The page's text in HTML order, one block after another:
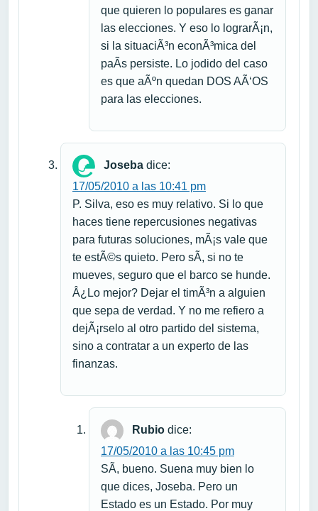
que quieren lo populares es ganar
las elecciones. Y eso lo lograrÃ¡n,
si la situaciÃ³n econÃ³mica del
paÃ­s persiste. Lo jodido del caso
es que aÃºn quedan DOS AÃ‘OS
para las elecciones.
Joseba dice:
17/05/2010 a las 10:41 pm
P. Silva, eso es muy relativo. Si lo que
haces tiene repercusiones negativas
para futuras soluciones, mÃ¡s vale que
te estÃ©s quieto. Pero sÃ­, si no te
mueves, seguro que el barco se hunde.
Â¿Lo mejor? Dejar el timÃ³n a alguien
que sepa de verdad. Y no me refiero a
dejÃ¡rselo al otro partido del sistema,
sino a contratar a un experto de las
finanzas.
Rubio dice:
17/05/2010 a las 10:45 pm
SÃ­, bueno. Suena muy bien lo
que dices, Joseba. Pero un
Estado es un Estado. Por muy